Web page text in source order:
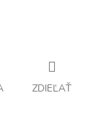
ZDIEĽAŤ